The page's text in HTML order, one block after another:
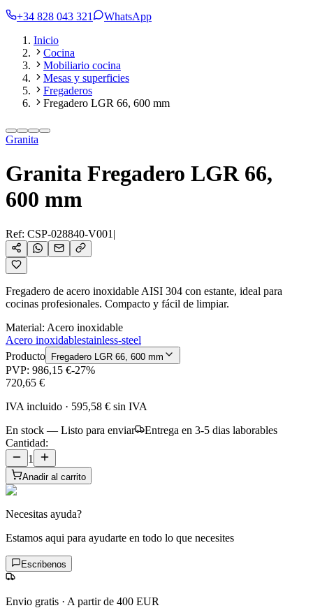
+34 828 043 321
WhatsApp
Inicio
Cocina
Mobiliario cocina
Mesas y superficies
Fregaderos
Fregadero LGR 66, 600 mm
Granita
Granita Fregadero LGR 66,
600 mm
Ref: CSP-028840-V001 |
Fregadero de acero inoxidable AISI 304 con estante, ideal para
cocinas profesionales. Compacto y fácil de limpiar.
Material: Acero inoxidable
Acero inoxidablestainless-steel
Producto
Fregadero LGR 66, 600 mm
PVP: 986,15 €-27%
720,65 €
IVA incluido · 595,58 € sin IVA
En stock — Listo para enviar
Entrega en 3-5 dias laborables
Cantidad:
1
Anadir al carrito
Necesitas ayuda?
Estamos aqui para ayudarte en todo lo que necesites
Escribenos
Envio gratis · A partir de 400 EUR